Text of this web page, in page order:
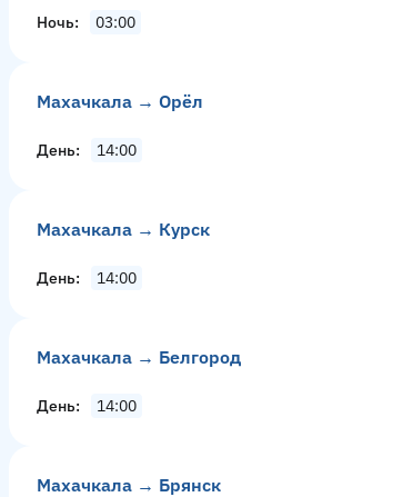
Ночь 03:00
Махачкала → Орёл
День 14:00
Махачкала → Курск
День 14:00
Махачкала → Белгород
День 14:00
Махачкала → Брянск